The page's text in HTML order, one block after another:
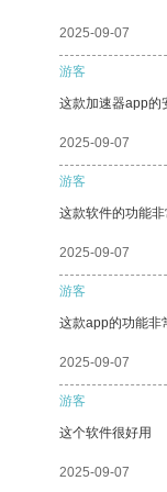
2025-09-07
游客
这款加速器app的
2025-09-07
游客
这款软件的功能非
2025-09-07
游客
这款app的功能非
2025-09-07
游客
这个软件很好用
2025-09-07